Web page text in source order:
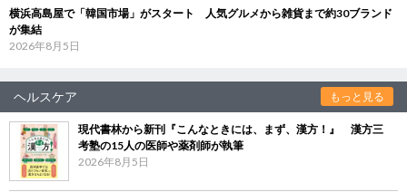
横浜高島屋で「韓国市場」がスタート 人気グルメから雑貨まで約30ブランド
が集結
2026年8月5日
ヘルスケア もっと見る
現代書林から新刊『こんなときには、まず、漢方！』 漢方三
考塾の15人の医師や薬剤師が執筆
2026年8月5日